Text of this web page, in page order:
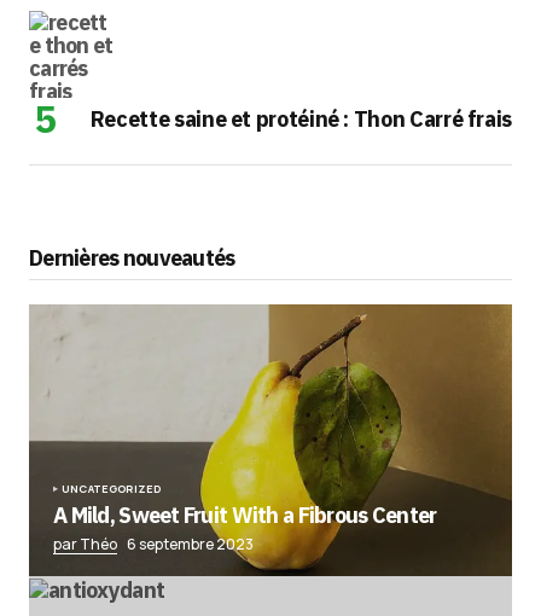
Recette saine et protéiné : Thon Carré frais
Dernières nouveautés
UNCATEGORIZED
A Mild, Sweet Fruit With a Fibrous Center
par Théo 6 septembre 2023